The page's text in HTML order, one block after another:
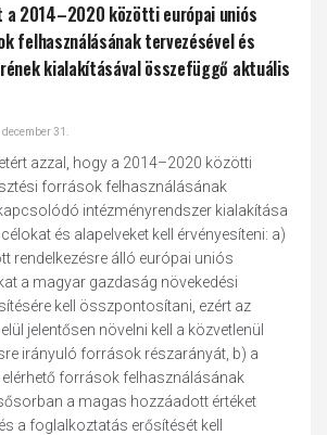
a 2014–2020 közötti európai uniós
felhasználásának tervezésével és
kialakításával összefüggő aktuális
31.
azzal, hogy a 2014–2020 közötti
források felhasználásának
intézményrendszer kialakítása
és alapelveket kell érvényesíteni: a)
rendelkezésre álló európai uniós
a magyar gazdaság növekedési
kell összpontosítani, ezért az
jelentősen növelni kell a közvetlenül
irányuló források részarányát, b) a
források felhasználásának
a magas hozzáadott értéket
a foglalkoztatás erősítését kell